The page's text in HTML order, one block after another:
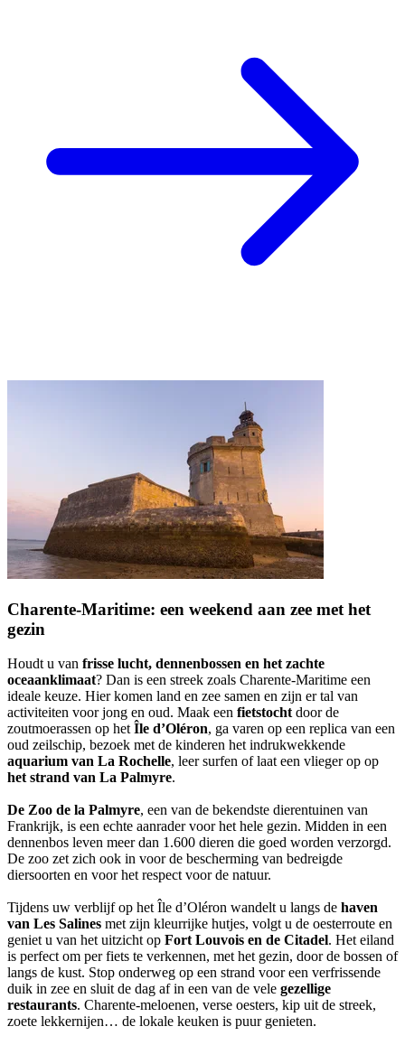
Charente-Maritime: een weekend aan zee met het
gezin
Houdt u van frisse lucht, dennenbossen en het zachte
oceaanklimaat? Dan is een streek zoals Charente-Maritime een
ideale keuze. Hier komen land en zee samen en zijn er tal van
activiteiten voor jong en oud. Maak een fietstocht door de
zoutmoerassen op het Île d’Oléron, ga varen op een replica van een
oud zeilschip, bezoek met de kinderen het indrukwekkende
aquarium van La Rochelle, leer surfen of laat een vlieger op op
het strand van La Palmyre.
De Zoo de la Palmyre, een van de bekendste dierentuinen van
Frankrijk, is een echte aanrader voor het hele gezin. Midden in een
dennenbos leven meer dan 1.600 dieren die goed worden verzorgd.
De zoo zet zich ook in voor de bescherming van bedreigde
diersoorten en voor het respect voor de natuur.
Tijdens uw verblijf op het Île d’Oléron wandelt u langs de haven
van Les Salines met zijn kleurrijke hutjes, volgt u de oesterroute en
geniet u van het uitzicht op Fort Louvois en de Citadel. Het eiland
is perfect om per fiets te verkennen, met het gezin, door de bossen of
langs de kust. Stop onderweg op een strand voor een verfrissende
duik in zee en sluit de dag af in een van de vele gezellige
restaurants. Charente-meloenen, verse oesters, kip uit de streek,
zoete lekkernijen… de lokale keuken is puur genieten.